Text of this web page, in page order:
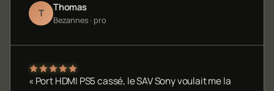
T Thomas
Bezannes · pro
« Port HDMI PS5 cassé, le SAV Sony voulait me la